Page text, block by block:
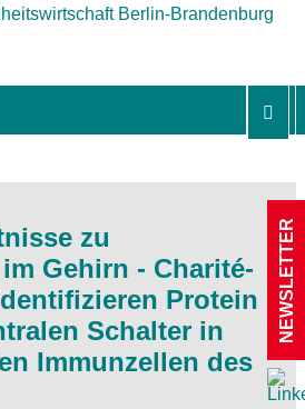
zu
Gehirn - Charité-
Protein
Schalter in
Immunzellen des
NEWSLETTER